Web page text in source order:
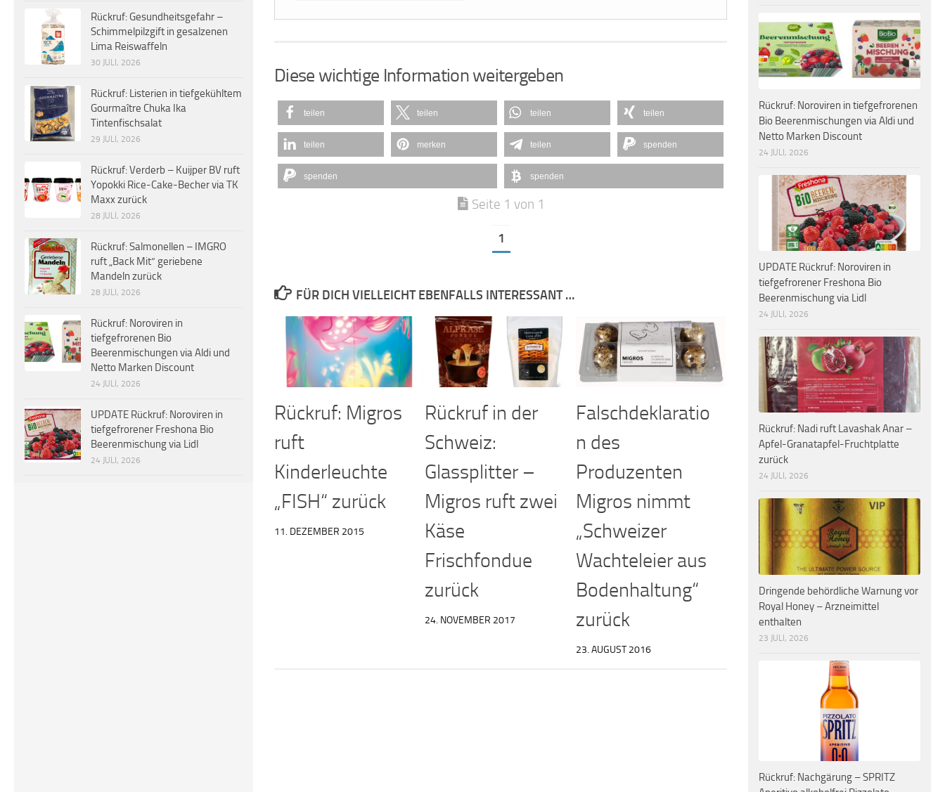
Diese wichtige Information weitergeben
teilen teilen teilen teilen
teilen merken teilen spenden
spenden spenden
Seite 1 von 1
1
FÜR DICH VIELLEICHT EBENFALLS INTERESSANT …
Rückruf: Migros
ruft
Kinderleuchte
„FISH“ zurück
11. DEZEMBER 2015
Rückruf in der
Schweiz:
Glassplitter –
Migros ruft zwei
Käse
Frischfondue
zurück
24. NOVEMBER 2017
Falschdeklaratio
n des
Produzenten
Migros nimmt
„Schweizer
Wachteleier aus
Bodenhaltung“
zurück
23. AUGUST 2016
Rückruf: Gesundheitsgefahr –
Schimmelpilzgift in gesalzenen
Lima Reiswaffeln
30 JULI, 2026
Rückruf: Listerien in tiefgekühltem
Gourmaître Chuka Ika
Tintenfischsalat
29 JULI, 2026
Rückruf: Verderb – Kuijper BV ruft
Yopokki Rice-Cake-Becher via TK
Maxx zurück
28 JULI, 2026
Rückruf: Salmonellen – IMGRO
ruft „Back Mit“ geriebene
Mandeln zurück
28 JULI, 2026
Rückruf: Noroviren in
tiefgefrorenen Bio
Beerenmischungen via Aldi und
Netto Marken Discount
24 JULI, 2026
UPDATE Rückruf: Noroviren in
tiefgefrorener Freshona Bio
Beerenmischung via Lidl
24 JULI, 2026
Rückruf: Noroviren in tiefgefrorenen
Bio Beerenmischungen via Aldi und
Netto Marken Discount
24 JULI, 2026
UPDATE Rückruf: Noroviren in
tiefgefrorener Freshona Bio
Beerenmischung via Lidl
24 JULI, 2026
Rückruf: Nadi ruft Lavashak Anar –
Apfel-Granatapfel-Fruchtplatte
zurück
24 JULI, 2026
Dringende behördliche Warnung vor
Royal Honey – Arzneimittel
enthalten
23 JULI, 2026
Rückruf: Nachgärung – SPRITZ